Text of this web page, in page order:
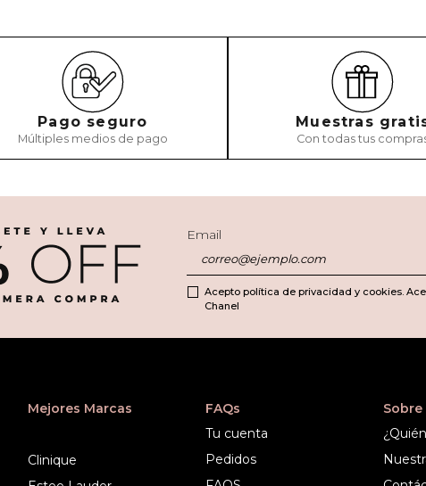
Pago seguro
Múltiples medios de pago
Muestras
Con todas tus
Email
Acepto política de privacidad y cookies.
Chanel
Mejores Marcas
Clinique
FAQs
Tu cuenta
Pedidos